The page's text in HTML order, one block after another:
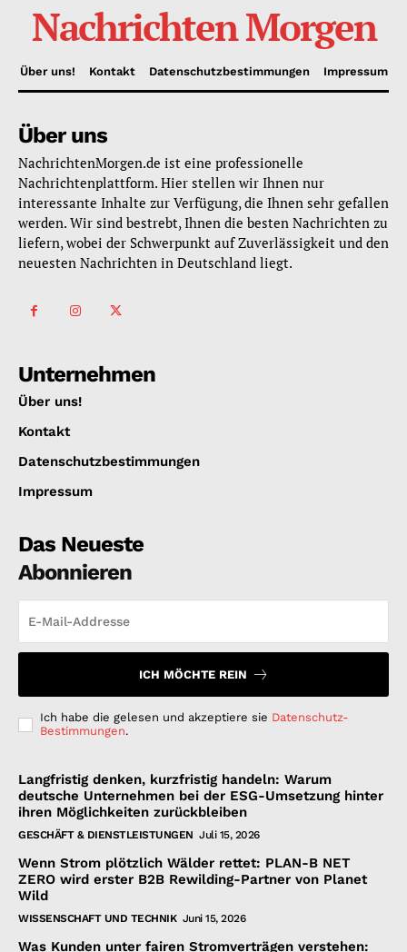
Nachrichten Morgen
Über uns! Kontakt Datenschutzbestimmungen Impressum
Über uns
NachrichtenMorgen.de ist eine professionelle
Nachrichtenplattform. Hier stellen wir Ihnen nur
interessante Inhalte zur Verfügung, die Ihnen sehr gefallen
werden. Wir sind bestrebt, Ihnen die besten Nachrichten zu
liefern, wobei der Schwerpunkt auf Zuverlässigkeit und den
neuesten Nachrichten in Deutschland liegt.
Unternehmen
Über uns!
Kontakt
Datenschutzbestimmungen
Impressum
Das Neueste
Abonnieren
ICH MÖCHTE REIN
Ich habe die gelesen und akzeptiere sie Datenschutz-
Bestimmungen.
Langfristig denken, kurzfristig handeln: Warum
deutsche Unternehmen bei der ESG-Umsetzung hinter
ihren Möglichkeiten zurückbleiben
GESCHÄFT & DIENSTLEISTUNGEN Juli 15, 2026
Wenn Strom plötzlich Wälder rettet: PLAN-B NET
ZERO wird erster B2B Rewilding-Partner von Planet
Wild
WISSENSCHAFT UND TECHNIK Juni 15, 2026
Was Kunden unter fairen Stromverträgen verstehen: